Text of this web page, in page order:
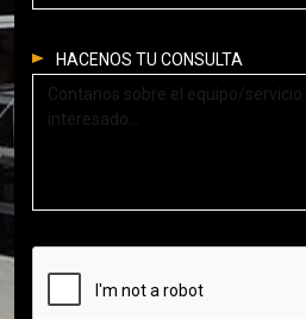
HACENOS TU CONSULTA